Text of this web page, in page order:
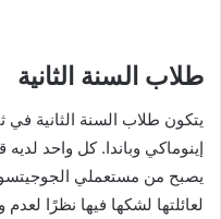
طلاب السنة الثانية
يتكون طلاب السنة الثانية
إينوماكي وباندا. كل واحد
يصبح من مستعملي
لعائلتها لشكها فيها نظرًا